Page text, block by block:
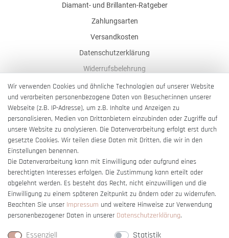
Diamant- und Brillanten-Ratgeber
Zahlungsarten
Versandkosten
Datenschutzerklärung
Widerrufsbelehrung
AGB
Impressum
Barrierefreiheitserklärung
Vertrag widerrufen
Wir verwenden Cookies und ähnliche Technologien auf unserer Website
und verarbeiten personenbezogene Daten von Besucher:innen unserer
Webseite (z.B. IP-Adresse), um z.B. Inhalte und Anzeigen zu
personalisieren, Medien von Drittanbietern einzubinden oder Zugriffe auf
unsere Website zu analysieren. Die Datenverarbeitung erfolgt erst durch
gesetzte Cookies. Wir teilen diese Daten mit Dritten, die wir in den
Einstellungen benennen.
Die Datenverarbeitung kann mit Einwilligung oder aufgrund eines
berechtigten Interesses erfolgen. Die Zustimmung kann erteilt oder
abgelehnt werden. Es besteht das Recht, nicht einzuwilligen und die
Einwilligung zu einem späteren Zeitpunkt zu ändern oder zu widerrufen.
Beachten Sie unser Impressum und weitere Hinweise zur Verwendung
personenbezogener Daten in unserer Daten­schutz­erklärung.
Essenziell Statistik